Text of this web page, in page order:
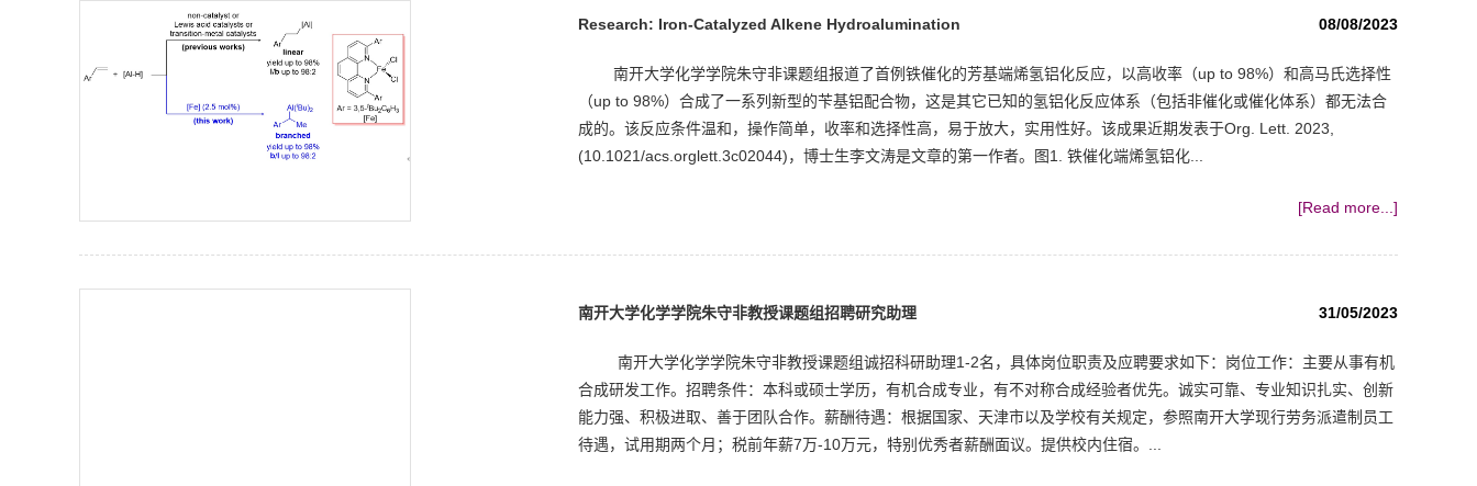
Research: Iron-Catalyzed Alkene Hydroalumination 08/08/2023
南开大学化学学院朱守非课题组报道了首例铁催化的芳基端烯氢铝化反应，以高收率（up to 98%）和高马氏选择性
（up to 98%）合成了一系列新型的苄基铝配合物，这是其它已知的氢铝化反应体系（包括非催化或催化体系）都无法合
成的。该反应条件温和，操作简单，收率和选择性高，易于放大，实用性好。该成果近期发表于Org. Lett. 2023,
(10.1021/acs.orglett.3c02044)，博士生李文涛是文章的第一作者。图1. 铁催化端烯氢铝化...
[Read more...]
南开大学化学学院朱守非教授课题组招聘研究助理 31/05/2023
南开大学化学学院朱守非教授课题组诚招科研助理1-2名，具体岗位职责及应聘要求如下：岗位工作：主要从事有机
合成研发工作。招聘条件：本科或硕士学历，有机合成专业，有不对称合成经验者优先。诚实可靠、专业知识扎实、创新
能力强、积极进取、善于团队合作。薪酬待遇：根据国家、天津市以及学校有关规定，参照南开大学现行劳务派遣制员工
待遇，试用期两个月；税前年薪7万-10万元，特别优秀者薪酬面议。提供校内住宿。...